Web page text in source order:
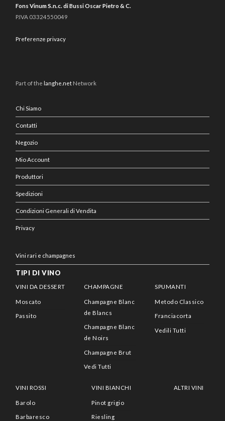
Fons Vinum S.n.c. di Bussi Oscar Pietro & C.
P.IVA 03324550049
Preferenze privacy
Part of thelanghe.net Network
Chi Siamo
Contatti
Negozio
Mio Account
Produttori
Spedizioni
Condizioni Generali di Vendita
Privacy
Vini rari e champagnes
TIPI DI VINO
VINI DA DESSERT
Moscato
Passito
CHAMPAGNE
Champagne Blanc
de Blancs
Champagne Blanc
de Noirs
Champagne Brut
Vedi Tutti
SPUMANTI
Metodo Classico
Franciacorta
Vedili Tutti
VINI ROSSI
Barolo
Barbaresco
VINI BIANCHI
Pinot grigio
Riesling
ALTRI VINI